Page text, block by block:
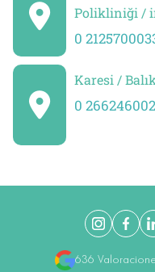
Polikliniği /
0
Karesi /
0
636